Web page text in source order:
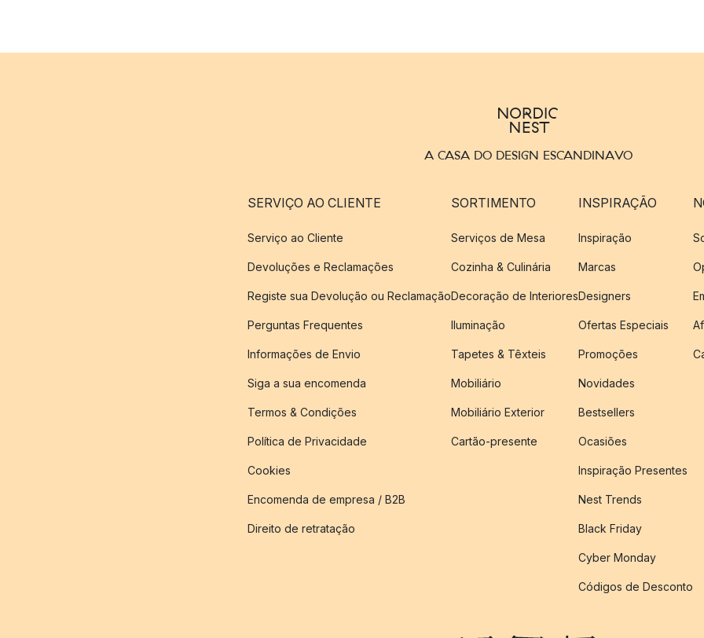
A CASA DO DESIGN ESCANDINAVO
SERVIÇO AO CLIENTE
Serviço ao Cliente
Devoluções e Reclamações
Registe sua Devolução ou Reclamação
Perguntas Frequentes
Informações de Envio
Siga a sua encomenda
Termos & Condições
Política de Privacidade
Cookies
Encomenda de empresa / B2B
Direito de retratação
SORTIMENTO
Serviços de Mesa
Cozinha & Culinária
Decoração de Interiores
Iluminação
Tapetes & Têxteis
Mobiliário
Mobiliário Exterior
Cartão-presente
INSPIRAÇÃO
Inspiração
Marcas
Designers
Ofertas Especiais
Promoções
Novidades
Bestsellers
Ocasiões
Inspiração Presentes
Nest Trends
Black Friday
Cyber Monday
Códigos de Desconto